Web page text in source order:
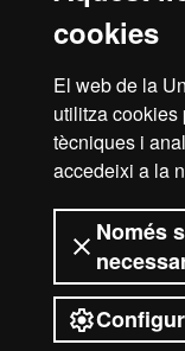
cookies
El web de la
utilitza cookies
tècniques i
accedeixi a la
Només
Maria Serra